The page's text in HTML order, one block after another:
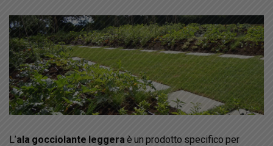
L’ala gocciolante leggera è un prodotto specifico per